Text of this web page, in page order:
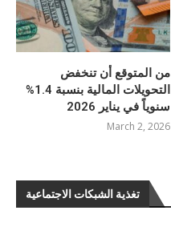
من المتوقع أن تنخفض
التحويلات المالية بنسبة 1.4%
سنوياً في يناير 2026
March 2, 2026
تغذية الشبكات الاجتماعية